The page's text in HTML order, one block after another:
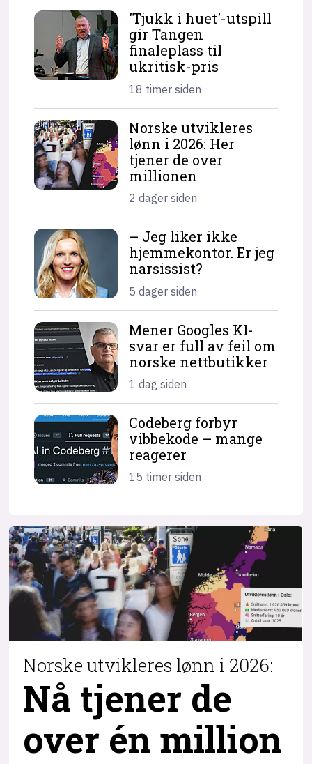
'Tjukk i huet'-utspill
gir Tangen
finaleplass til
ukritisk-pris
18 timer siden
Norske utvikleres
lønn i 2026: Her
tjener de over
millionen
2 dager siden
– Jeg liker ikke
hjemme­kontor. Er jeg
narsissist?
5 dager siden
Mener Googles KI-
svar er full av feil om
norske nettbutikker
1 dag siden
Codeberg forbyr
vibbekode – mange
reagerer
15 timer siden
Norske utvikleres lønn i 2026:
Nå tjener de
over én million